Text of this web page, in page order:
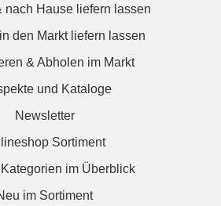
nach Hause liefern lassen
den Markt liefern lassen
& Abholen im Markt
und Kataloge
Newsletter
Sortiment
im Überblick
im Sortiment